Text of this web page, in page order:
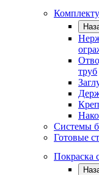
труб
Системы
Готовые
Покраска